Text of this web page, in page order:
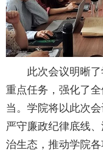
此次会议明晰
重点任务，强化了
当。学院将以此次
严守廉政纪律底线
治生态，推动学院各